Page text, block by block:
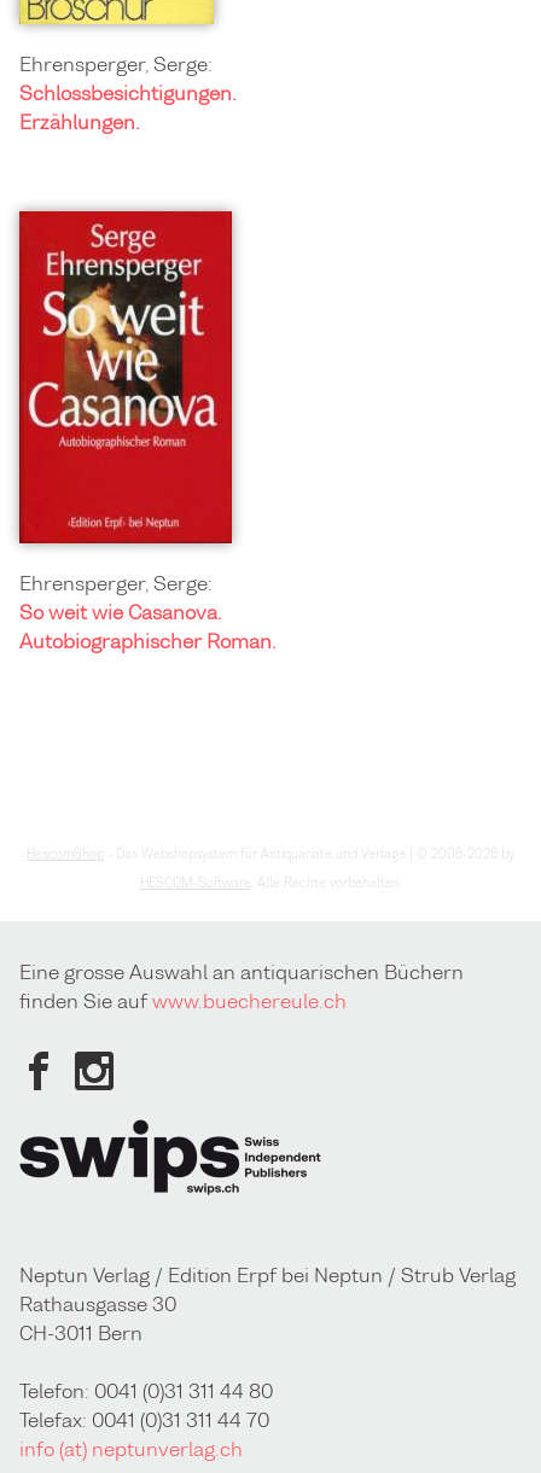
Ehrensperger, Serge:
Schlossbesichtigungen.
Erzählungen.
Ehrensperger, Serge:
So weit wie Casanova.
Autobiographischer Roman.
HescomShop
- Das Webshopsystem für Antiquariate und Verlage | © 2006-2026 by
HESCOM-Software
. Alle Rechte vorbehalten.
Eine grosse Auswahl an antiquarischen Büchern
finden Sie aufwww.buechereule.ch
Neptun Verlag / Edition Erpf bei Neptun / Strub Verlag
Rathausgasse 30
CH-3011 Bern
Telefon: 0041 (0)31 311 44 80
Telefax: 0041 (0)31 311 44 70
info (at) neptunverlag.ch